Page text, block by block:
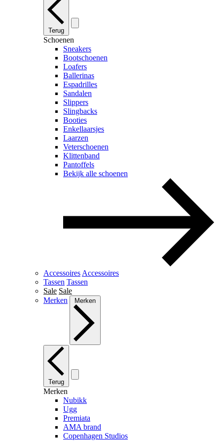
Terug
Schoenen
Sneakers
Bootschoenen
Loafers
Ballerinas
Espadrilles
Sandalen
Slippers
Slingbacks
Booties
Enkellaarsjes
Laarzen
Veterschoenen
Klittenband
Pantoffels
Bekijk alle schoenen
Accessoires Accessoires
Tassen Tassen
Sale Sale
Merken
Merken
Terug
Merken
Nubikk
Ugg
Premiata
AMA brand
Copenhagen Studios